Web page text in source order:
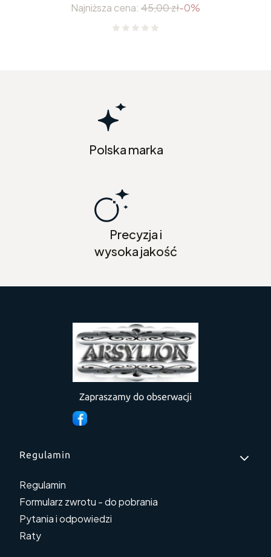
Najniższa cena: 45,00 zł-0%
Polska marka
Precyzja i
wysoka jakość
Zapraszamy do obserwacji
Linki w stopce
Regulamin
Regulamin
Formularz zwrotu - do pobrania
Pytania i odpowiedzi
Raty